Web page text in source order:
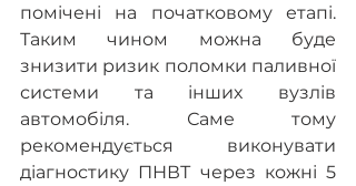
помічені на початковому етапі.
Таким чином можна буде
знизити ризик поломки паливної
системи та інших вузлів
автомобіля. Саме тому
рекомендується виконувати
діагностику ПНВТ через кожні 5